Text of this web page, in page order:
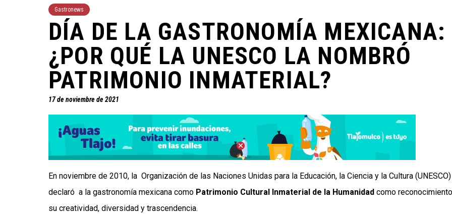
Gastronews
DÍA DE LA GASTRONOMÍA MEXICANA:
¿POR QUÉ LA UNESCO LA NOMBRÓ
PATRIMONIO INMATERIAL?
17 de noviembre de 2021
En noviembre de 2010, la Organización de las Naciones Unidas para la Educación, la Ciencia y la Cultura (UNESCO)
declaró a la gastronomía mexicana como Patrimonio Cultural Inmaterial de la Humanidad como
su creatividad, diversidad y trascendencia.